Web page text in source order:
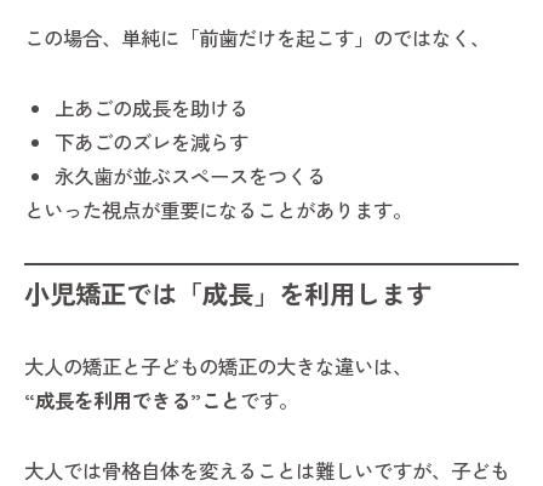
この場合、単純に「前歯だけを起こす」のではなく、
上あごの成長を助ける
下あごのズレを減らす
永久歯が並ぶスペースをつくる
といった視点が重要になることがあります。
小児矯正では「成長」を利用します
大人の矯正と子どもの矯正の大きな違いは、
“成長を利用できる”ことです。
大人では骨格自体を変えることは難しいですが、子ども